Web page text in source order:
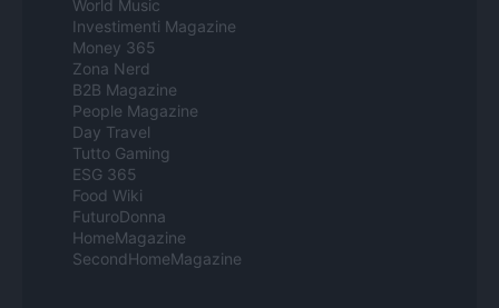
World Music
Investimenti Magazine
Money 365
Zona Nerd
B2B Magazine
People Magazine
Day Travel
Tutto Gaming
ESG 365
Food Wiki
FuturoDonna
HomeMagazine
SecondHomeMagazine